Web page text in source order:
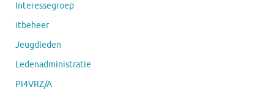
Interessegroep
itbeheer
Jeugdleden
Ledenadministratie
PI4VRZ/A